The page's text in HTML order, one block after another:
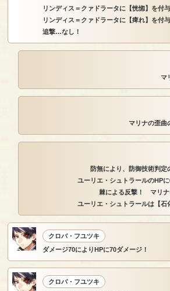
リンディス＝クァドラータに【恍惚】を付与
リンディス＝クァドラータに【痺れ】を付与
追撃…なし！
マ
マリナの歪曲
防無により、防御技術判定
ユーリエ・シュトラールのHPに
棘による反撃！ マリナ
ユーリエ・シュトラールは【石
クロバ・フユツキ
ダメージ70によりHPに70ダメージ！
クロバ・フユツキ